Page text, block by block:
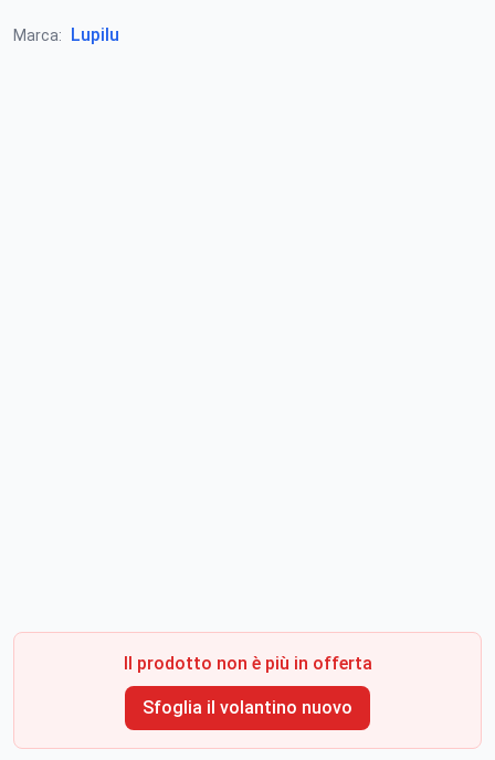
Marca: Lupilu
Il prodotto non è più in offerta
Sfoglia il volantino nuovo